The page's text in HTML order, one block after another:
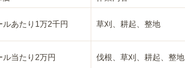
ルあたり1万2千円 草刈、耕起、整地
ル当たり2万円 伐根、草刈、耕起、整地